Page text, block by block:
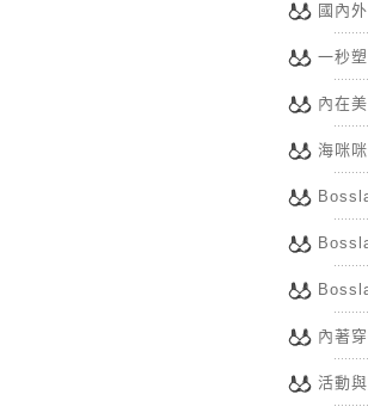
國內
一秒
內在
海咪
內著
活動